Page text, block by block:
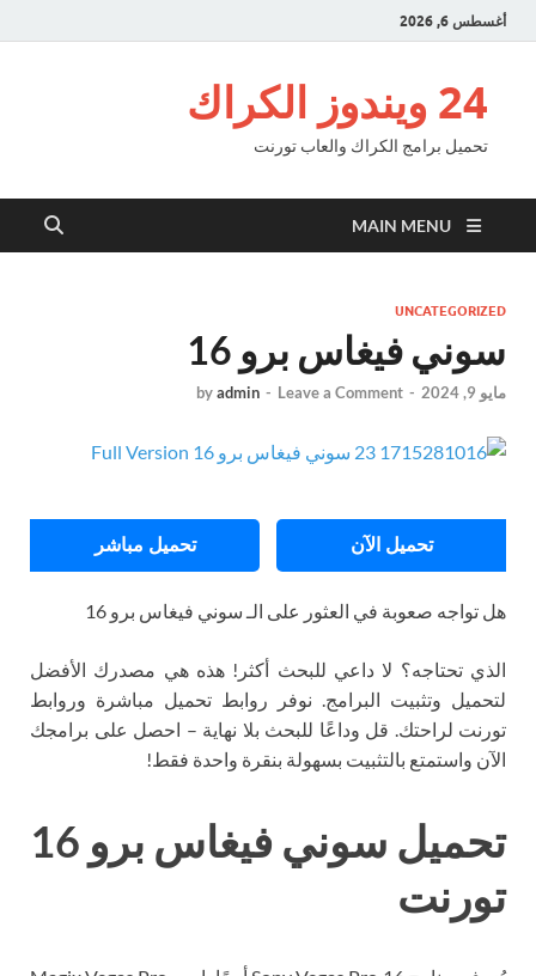
أغسطس 6, 2026
24 ويندوز الكراك
تحميل برامج الكراك والعاب تورنت
MAIN MENU
UNCATEGORIZED
سوني فيغاس برو 16
مايو 9, 2024 -
byadmin - Leave a Comment
تحميل الآن تحميل مباشر
هل تواجه صعوبة في العثور على الـ سوني فيغاس برو 16
الذي تحتاجه؟ لا داعي للبحث أكثر! هذه هي مصدرك الأفضل
لتحميل وتثبيت البرامج. نوفر روابط تحميل مباشرة وروابط
تورنت لراحتك. قل وداعًا للبحث بلا نهاية – احصل على برامجك
الآن واستمتع بالتثبيت بسهولة بنقرة واحدة فقط!
تحميل سوني فيغاس برو 16
تورنت